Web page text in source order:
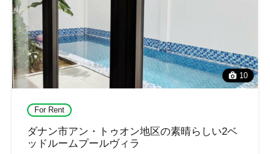
10
For Rent
ダナン市アン・トゥオン地区の素晴らしい2ベ
ッドルームプールヴィラ